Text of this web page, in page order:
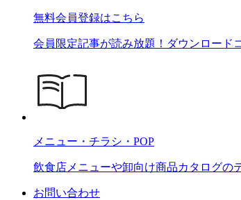
無料会員登録はこちら
会員限定記事が読み放題！ダウンロード
メニュー・チラシ・POP
飲食店メニューや卸向け商品カタログの
お問い合わせ